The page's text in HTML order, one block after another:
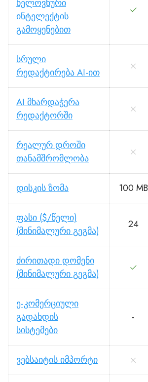
ხელოვნური
ინტელექტის
გამოყენებით
სრული
რედაქტირება AI-ით
AI მხარდაჭერა
რედაქტორში
რეალურ დროში
თანამშრომლობა
დისკის ზომა 100 MB
ფასი ($/წელი)
(მინიმალური გეგმა)
24
ძირითადი დომენი
(მინიმალური გეგმა)
ე-კომერციული
გადახდის
სისტემები
-
ვებსაიტის იმპორტი